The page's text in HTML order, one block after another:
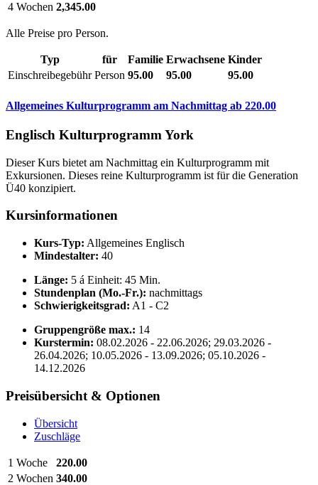
4 Wochen 2,345.00
Alle Preise pro Person.
Typ für Familie Erwachsene Kinder
Einschreibegebühr Person 95.00 95.00 95.00
Allgemeines Kulturprogramm am Nachmittag ab 220.00
Englisch Kulturprogramm York
Dieser Kurs bietet am Nachmittag ein Kulturprogramm mit
Exkursionen. Dieses reine Kulturprogramm ist für die Generation
Ü40 konzipiert.
Kursinformationen
Kurs-Typ: Allgemeines Englisch
Mindestalter: 40
Länge: 5 á Einheit: 45 Min.
Stundenplan (Mo.-Fr.): nachmittags
Schwierigkeitsgrad: A1 - C2
Gruppengröße max.: 14
Kurstermin: 08.02.2026 - 22.06.2026; 29.03.2026 -
26.04.2026; 10.05.2026 - 13.09.2026; 05.10.2026 -
14.12.2026
Preisübersicht & Optionen
Übersicht
Zuschläge
1 Woche
220.00
2 Wochen 340.00